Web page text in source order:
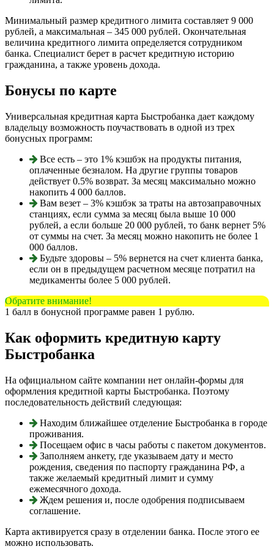
Минимальный размер кредитного лимита составляет 9 000
рублей, а максимальная – 345 000 рублей. Окончательная
величина кредитного лимита определяется сотрудником
банка. Специалист берет в расчет кредитную историю
гражданина, а также уровень дохода.
Бонусы по карте
Универсальная кредитная карта Быстробанка дает каждому
владельцу возможность поучаствовать в одной из трех
бонусных программ:
Все есть – это 1% кэшбэк на продукты питания,
оплаченные безналом. На другие группы товаров
действует 0.5% возврат. За месяц максимально можно
накопить 4 000 баллов.
Вам везет – 3% кэшбэк за траты на автозаправочных
станциях, если сумма за месяц была выше 10 000
рублей, а если больше 20 000 рублей, то банк вернет 5%
от суммы на счет. За месяц можно накопить не более 1
000 баллов.
Будьте здоровы – 5% вернется на счет клиента банка,
если он в предыдущем расчетном месяце потратил на
медикаменты более 5 000 рублей.
Обратите внимание!
1 балл в бонусной программе равен 1 рублю.
Как оформить кредитную карту
Быстробанка
На официальном сайте компании нет онлайн-формы для
оформления кредитной карты Быстробанка. Поэтому
последовательность действий следующая:
Находим ближайшее отделение Быстробанка в городе
проживания.
Посещаем офис в часы работы с пакетом документов.
Заполняем анкету, где указываем дату и место
рождения, сведения по паспорту гражданина РФ, а
также желаемый кредитный лимит и сумму
ежемесячного дохода.
Ждем решения и, после одобрения подписываем
соглашение.
Карта активируется сразу в отделении банка. После этого ее
можно использовать.